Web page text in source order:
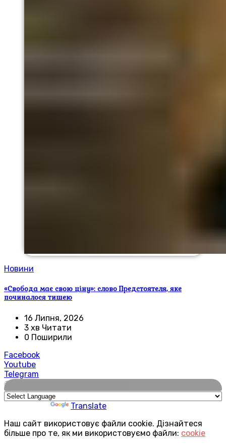
Новини
«Свобода має свою ціну»: слово Предстоятеля, яке
починалося тишею
16 Липня, 2026
3 хв Читати
0 Поширили
Facebook
Youtube
Telegram
🌍
Translate
Наш сайт використовує файли cookie. Дізнайтеся
більше про те, як ми використовуємо файли: cookie